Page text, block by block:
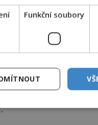
čítat
Sice už
Funkční soubory